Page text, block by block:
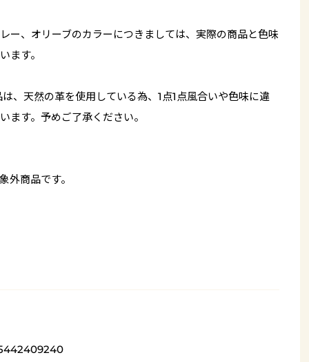
ー、オリーブのカラーにつきましては、実際の商品と色味
ます。
、天然の革を使用している為、1点1点風合いや色味に違
ます。予めご了承ください。
外商品です。